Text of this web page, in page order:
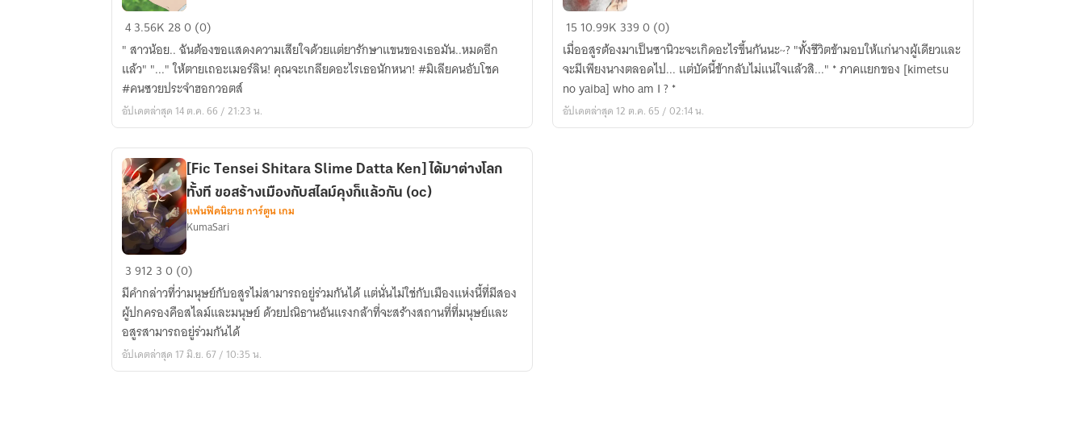
FILE​
FOLDER​
:
MIRIRI
(oc)​
ท่าน
จอม
เวท
ใน
ตำนาน
[Fic
Harry
Potter]​
The
unlucky
girl​
43.56K280 (0)
" สาวน้อย.. ฉันต้องขอแสดงความเสียใจด้วยแต่ยารักษาแขนของเธอมัน..หมดอีก
แล้ว" "..." ให้ตายเถอะเมอร์ลิน! คุณจะเกลียดอะไรเธอนักหนา! #มิเลียคนอับโชค
#คนซวยประจำฮอกวอตส์
อัปเดตล่าสุด 14 ต.ค. 66 / 21:23 น.
Fic
touken
ranbu
x
kimetsu
15 10.99K 3390 (0)
เมื่ออสูรต้องมาเป็นซานิวะจะเกิดอะไรขึ้นกันนะ~? "ทั้งชีวิตข้ามอบให้แก่นางผู้เดียวและ
จะมีเพียงนางตลอดไป... แต่บัดนี้ข้ากลับไม่แน่ใจแล้วสิ..." * ภาคแยกของ [kimetsu
no yaiba]​ who am I ? *
อัปเดตล่าสุด 12 ต.ค. 65 / 02:14 น.
[Fic​
Tensei​
Shitara​
Slime​
Datta​
Ken]
[Fic​ Tensei​ Shitara​ Slime​ Datta​ Ken] ได้มาต่างโลก
ทั้งที​ ขอสร้างเมืองกับสไลม์คุง​ก็แล้วกัน (oc)​
แฟนฟิคนิยาย การ์ตูน เกม
KumaSari
3912 30 (0)
มีคำกล่าวที่ว่ามนุษย์​กับอสูรไม่สามารถอยู่ร่วมกันได้ แต่นั่นไม่ใช่กับเมืองแห่งนี้ที่มีสอง
ผู้ปกครองคือสไลม์และมนุษย์ ด้วยปณิธานอันแรงกล้าที่จะสร้างสถานที่ที่มนุษย์​และ
อสูรสามารถอยู่ร่วมกันได้
อัปเดตล่าสุด 17 มิ.ย. 67 / 10:35 น.